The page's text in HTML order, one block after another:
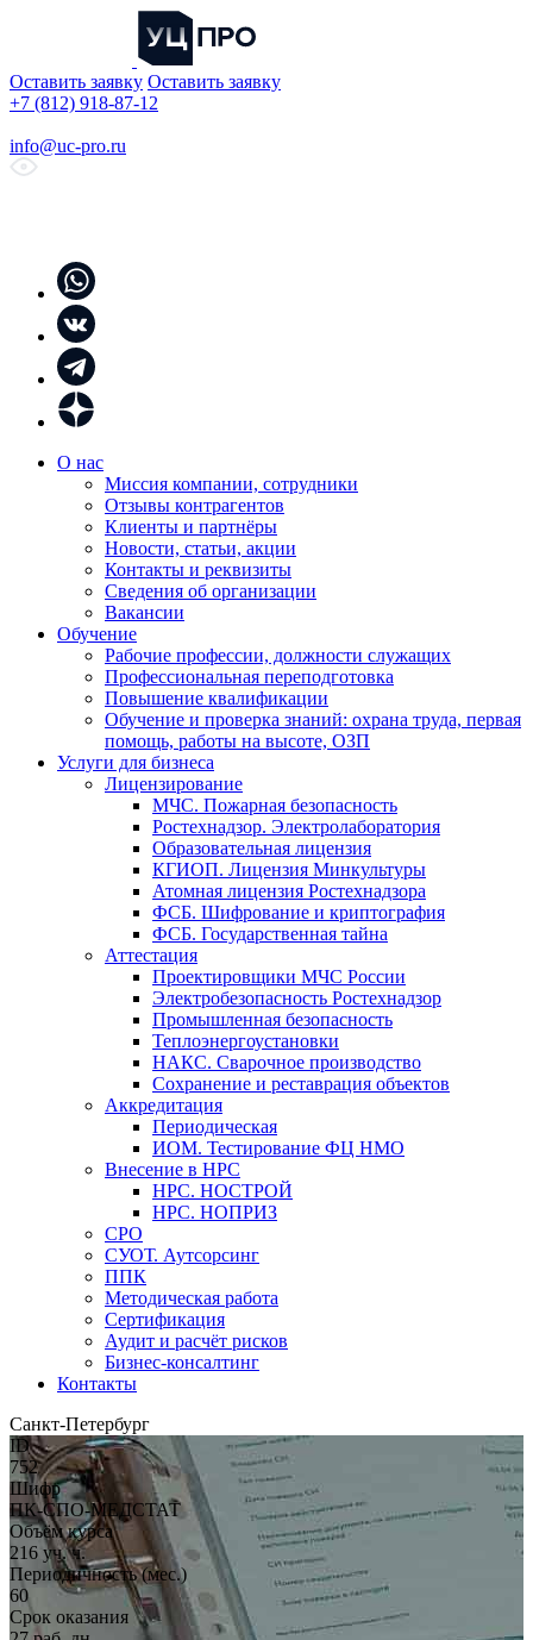
Оставить заявку Оставить заявку
+7 (812) 918-87-12
info@uc-pro.ru
О нас
Миссия компании, сотрудники
Отзывы контрагентов
Клиенты и партнёры
Новости, статьи, акции
Контакты и реквизиты
Сведения об организации
Вакансии
Обучение
Рабочие профессии, должности служащих
Профессиональная переподготовка
Повышение квалификации
Обучение и проверка знаний: охрана труда, первая
помощь, работы на высоте, ОЗП
Услуги для бизнеса
Лицензирование
МЧС. Пожарная безопасность
Ростехнадзор. Электролаборатория
Образовательная лицензия
КГИОП. Лицензия Минкультуры
Атомная лицензия Ростехнадзора
ФСБ. Шифрование и криптография
ФСБ. Государственная тайна
Аттестация
Проектировщики МЧС России
Электробезопасность Ростехнадзор
Промышленная безопасность
Теплоэнергоустановки
НАКС. Сварочное производство
Сохранение и реставрация объектов
Аккредитация
Периодическая
ИОМ. Тестирование ФЦ НМО
Внесение в НРС
НРС. НОСТРОЙ
НРС. НОПРИЗ
СРО
СУОТ. Аутсорсинг
ППК
Методическая работа
Сертификация
Аудит и расчёт рисков
Бизнес-консалтинг
Контакты
Санкт-Петербург
ID
752
Шифр
ПК-СПО-МЕДСТАТ
Объём курса
216 уч. ч.
Периодичность (мес.)
60
Срок оказания